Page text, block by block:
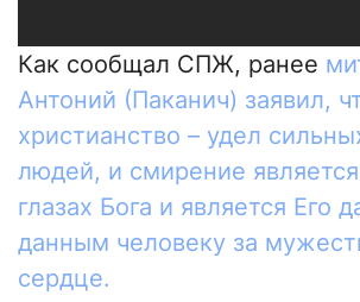
Как сообщал СПЖ, ранее
Антоний (Паканич) заявил,
христианство – удел
людей, и смирение
глазах Бога и является Его
данным человеку за
сердце.